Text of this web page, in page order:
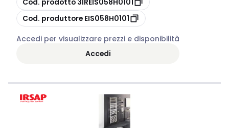
copia
Cod. produttore EIS058H0101
Accedi per visualizzare prezzi e disponibilità
Accedi